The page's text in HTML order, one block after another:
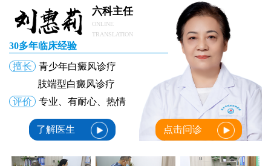
六科主任
ONLINE
TRANSLATION
30多年临床经验
擅长
青少年白癜风诊疗
肢端型白癜风诊疗
评价
专业、有耐心、热情
了解医生 点击问诊